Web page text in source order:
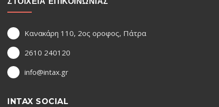
Κανακάρη 110, 2ος οροφος, Πάτρα
2610 240120
info@intax.gr
INTAX SOCIAL